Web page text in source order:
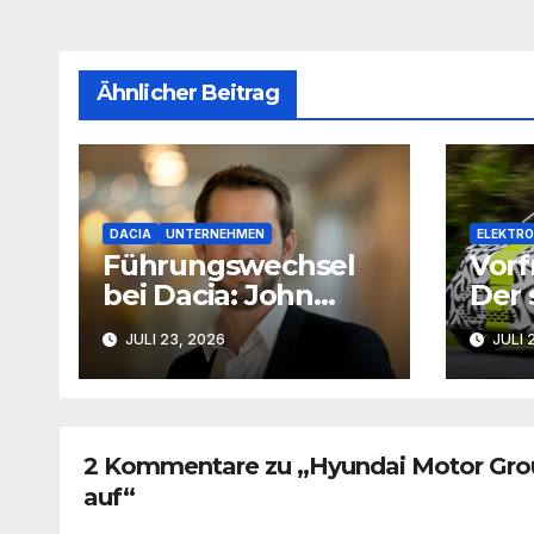
Ähnlicher Beitrag
DACIA UNTERNEHMEN
Führungswechsel
bei Dacia: John
Cleworth wird
neuer Produktchef
JULI 23, 2026
Der
die
JULI
2 Kommentare zu „Hyundai Motor
auf“